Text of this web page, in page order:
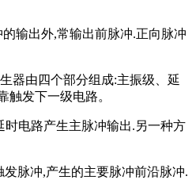
输出外,常输出前脉冲.正向脉冲
器由四个部分组成:主振级、延
发下一级电路。
时电路产生主脉冲输出.另一种方
脉冲,产生的主要脉冲前沿脉冲.